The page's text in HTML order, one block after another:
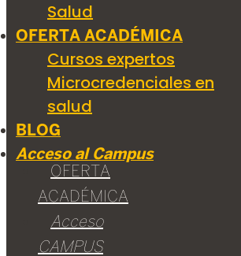
Salud
OFERTA ACADÉMICA
Cursos expertos
Microcredenciales en
salud
BLOG
Acceso al Campus
OFERTA
ACADÉMICA
Acceso
CAMPUS